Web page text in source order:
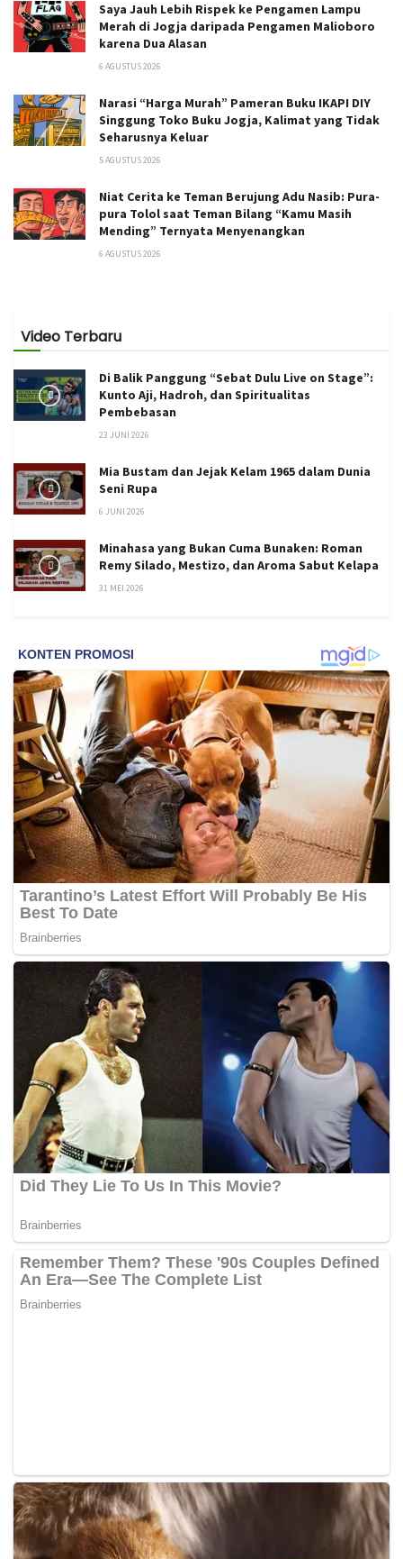
Saya Jauh Lebih Rispek ke Pengamen Lampu
Merah di Jogja daripada Pengamen Malioboro
karena Dua Alasan
6 AGUSTUS 2026
Narasi “Harga Murah” Pameran Buku IKAPI DIY
Singgung Toko Buku Jogja, Kalimat yang Tidak
Seharusnya Keluar
5 AGUSTUS 2026
Niat Cerita ke Teman Berujung Adu Nasib: Pura-
pura Tolol saat Teman Bilang “Kamu Masih
Mending” Ternyata Menyenangkan
6 AGUSTUS 2026
Video Terbaru
Di Balik Panggung “Sebat Dulu Live on Stage”:
Kunto Aji, Hadroh, dan Spiritualitas
Pembebasan
23 JUNI 2026
Mia Bustam dan Jejak Kelam 1965 dalam Dunia
Seni Rupa
6 JUNI 2026
Minahasa yang Bukan Cuma Bunaken: Roman
Remy Silado, Mestizo, dan Aroma Sabut Kelapa
31 MEI 2026